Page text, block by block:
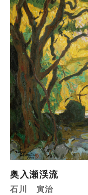
奥入瀬渓流
石川 寅治